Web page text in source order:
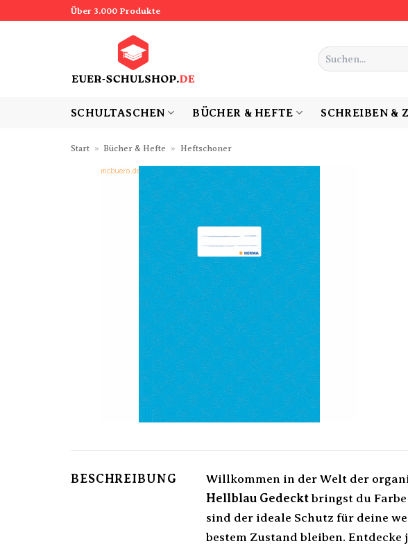
Über 3.000 Produkte
Suchen
nach:
SCHULTASCHEN BÜCHER & HEFTE SCHREIBEN &
Start » Bücher & Hefte » Heftschoner
BESCHREIBUNG Willkommen in der Welt der
Hellblau Gedeckt bringst du
sind der ideale Schutz für deine
bestem Zustand bleiben.